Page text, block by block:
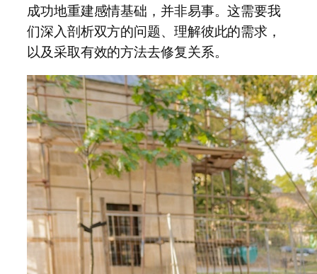
成功地重建感情基础，并非易事。这需要我
们深入剖析双方的问题、理解彼此的需求，
以及采取有效的方法去修复关系。